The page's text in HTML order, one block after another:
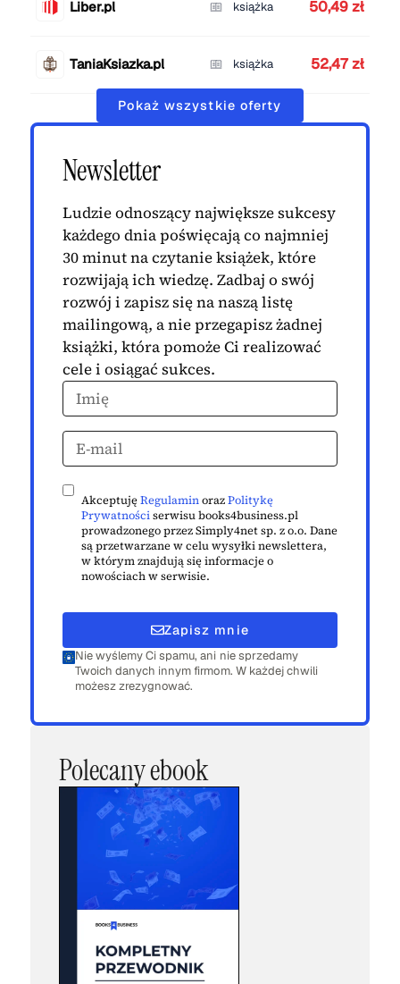
Liber.pl książka 50,49 zł
TaniaKsiazka.pl książka 52,47 zł
Pokaż wszystkie oferty
Newsletter
Ludzie odnoszący największe sukcesy
każdego dnia poświęcają co najmniej
30 minut na czytanie książek, które
rozwijają ich wiedzę. Zadbaj o swój
rozwój i zapisz się na naszą listę
mailingową, a nie przegapisz żadnej
książki, która pomoże Ci realizować
cele i osiągać sukces.
AkceptujęRegulaminorazPolitykę
Prywatnościserwisu books4business.pl
prowadzonego przez Simply4net sp. z o.o. Dane
są przetwarzane w celu wysyłki newslettera,
w którym znajdują się informacje o
nowościach w serwisie.
Zapisz mnie
Nie wyślemy Ci spamu, ani nie sprzedamy
Twoich danych innym firmom. W każdej chwili
możesz zrezygnować.
Polecany ebook